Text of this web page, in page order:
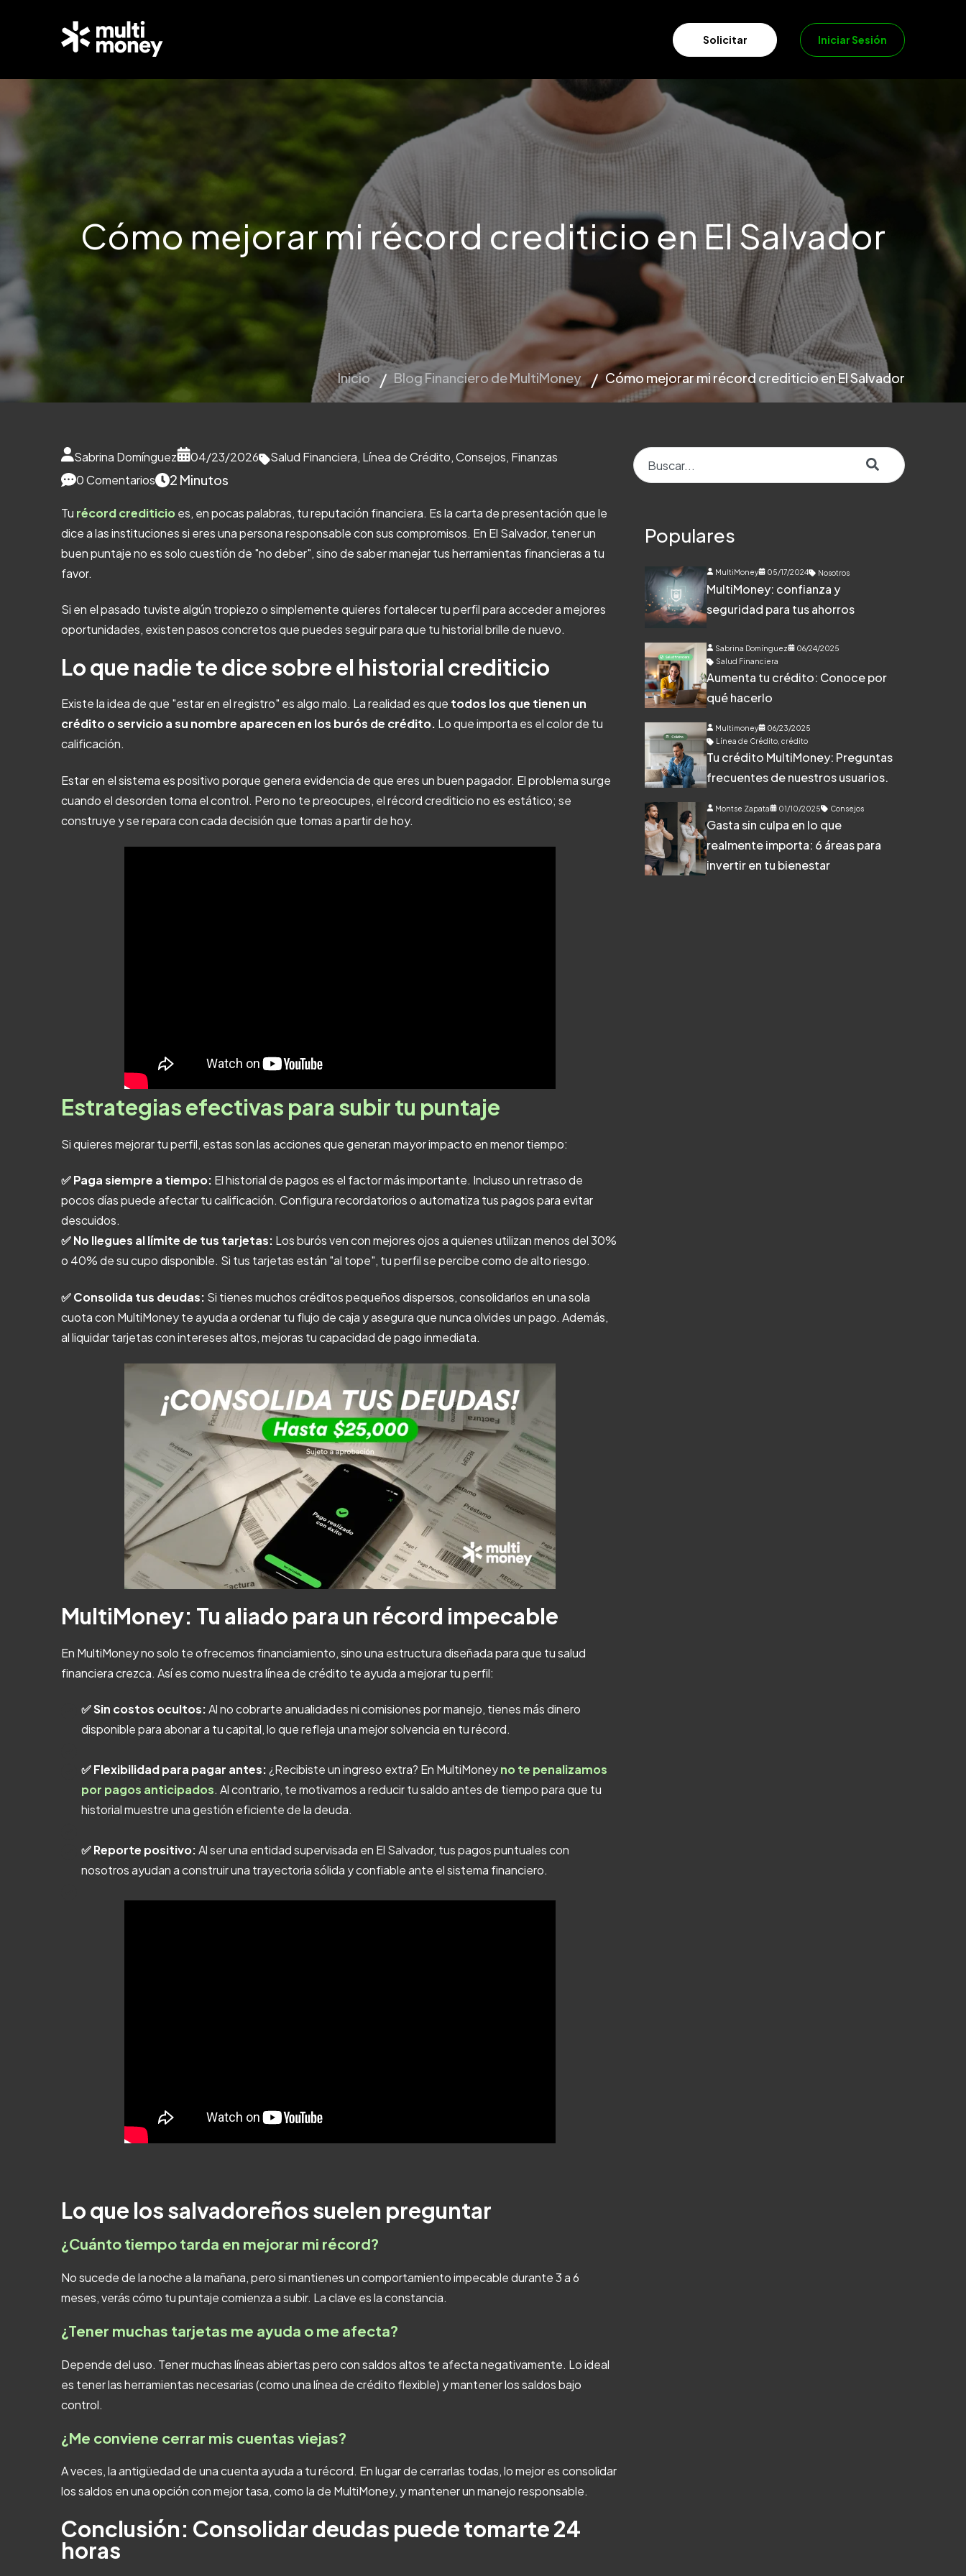
Solicitar Iniciar Sesión
Cómo mejorar mi récord crediticio en El Salvador
Inicio Blog Financiero de MultiMoney Cómo mejorar mi récord crediticio en El Salvador
Sabrina Domínguez 04/23/2026 Salud Financiera, Línea de Crédito,Consejos, Finanzas
0 Comentarios
2 Minutos
Tu récord crediticioes, en pocas palabras, tu reputación financiera. Es la carta de presentación que le
dice a las instituciones si eres una persona responsable con sus compromisos. En El Salvador, tener un
buen puntaje no es solo cuestión de "no deber", sino de saber manejar tus herramientas financieras a tu
favor.
Si en el pasado tuviste algún tropiezo o simplemente quieres fortalecer tu perfil para acceder a mejores
oportunidades, existen pasos concretos que puedes seguir para que tu historial brille de nuevo.
Lo que nadie te dice sobre el historial crediticio
Existe la idea de que "estar en el registro" es algo malo. La realidad es que todos los que tienen un
crédito o servicio a su nombre aparecen en los burós de crédito. Lo que importa es el color de tu
calificación.
Estar en el sistema es positivo porque genera evidencia de que eres un buen pagador. El problema surge
cuando el desorden toma el control. Pero no te preocupes, el récord crediticio no es estático; se
construye y se repara con cada decisión que tomas a partir de hoy.
Estrategias efectivas para subir tu puntaje
Si quieres mejorar tu perfil, estas son las acciones que generan mayor impacto en menor tiempo:
✅ Paga siempre a tiempo: El historial de pagos es el factor más importante. Incluso un retraso de
pocos días puede afectar tu calificación. Configura recordatorios o automatiza tus pagos para evitar
descuidos.
✅ No llegues al límite de tus tarjetas: Los burós ven con mejores ojos a quienes utilizan menos del 30%
o 40% de su cupo disponible. Si tus tarjetas están "al tope", tu perfil se percibe como de alto riesgo.
✅ Consolida tus deudas: Si tienes muchos créditos pequeños dispersos, consolidarlos en una sola
cuota con MultiMoney te ayuda a ordenar tu flujo de caja y asegura que nunca olvides un pago. Además,
al liquidar tarjetas con intereses altos, mejoras tu capacidad de pago inmediata.
MultiMoney: Tu aliado para un récord impecable
En MultiMoney no solo te ofrecemos financiamiento, sino una estructura diseñada para que tu salud
financiera crezca. Así es como nuestra línea de crédito te ayuda a mejorar tu perfil:
✅ Sin costos ocultos:Al no cobrarte anualidades ni comisiones por manejo, tienes más dinero
disponible para abonar a tu capital, lo que refleja una mejor solvencia en tu récord.
✅ Flexibilidad para pagar antes: ¿Recibiste un ingreso extra? En MultiMoneyno te penalizamos
por pagos anticipados. Al contrario, te motivamos a reducir tu saldo antes de tiempo para que tu
historial muestre una gestión eficiente de la deuda.
✅ Reporte positivo:Al ser una entidad supervisada en El Salvador, tus pagos puntuales con
nosotros ayudan a construir una trayectoria sólida y confiable ante el sistema financiero.
Lo que los salvadoreños suelen preguntar
¿Cuánto tiempo tarda en mejorar mi récord?
No sucede de la noche a la mañana, pero si mantienes un comportamiento impecable durante 3 a 6
meses, verás cómo tu puntaje comienza a subir. La clave es la constancia.
¿Tener muchas tarjetas me ayuda o me afecta?
Depende del uso. Tener muchas líneas abiertas pero con saldos altos te afecta negativamente. Lo ideal
es tener las herramientas necesarias (como una línea de crédito flexible) y mantener los saldos bajo
control.
¿Me conviene cerrar mis cuentas viejas?
A veces, la antigüedad de una cuenta ayuda a tu récord. En lugar de cerrarlas todas, lo mejor es consolidar
los saldos en una opción con mejor tasa, como la de MultiMoney, y mantener un manejo responsable.
Conclusión: Consolidar deudas puede tomarte 24
horas
Esto es un campo de búsqueda con una función de texto predictivo.
Populares
MultiMoney 05/17/2024 Nosotros
MultiMoney: confianza y
seguridad para tus ahorros
Sabrina Domínguez
06/24/2025
Salud Financiera
Aumenta tu crédito: Conoce por
qué hacerlo
Multimoney
06/23/2025
Línea de Crédito ,crédito
Tu crédito MultiMoney: Preguntas
frecuentes de nuestros usuarios.
Montse Zapata 01/10/2025 Consejos
Gasta sin culpa en lo que
realmente importa: 6 áreas para
invertir en tu bienestar